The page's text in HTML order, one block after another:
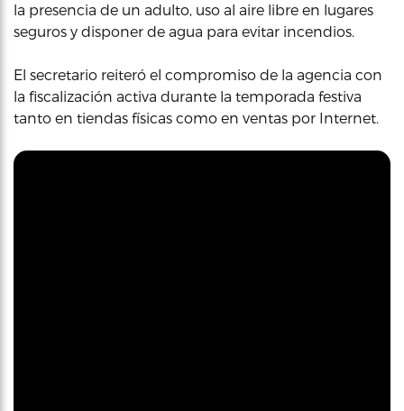
la presencia de un adulto, uso al aire libre en lugares
seguros y disponer de agua para evitar incendios.
El secretario reiteró el compromiso de la agencia con
la fiscalización activa durante la temporada festiva
tanto en tiendas físicas como en ventas por Internet.